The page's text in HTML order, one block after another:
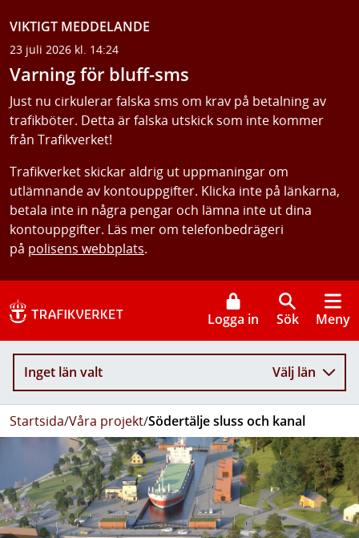
VIKTIGT MEDDELANDE
23 juli 2026 kl. 14:24
Varning för bluff-sms
Just nu cirkulerar falska sms om krav på betalning av
trafikböter. Detta är falska utskick som inte kommer
från Trafikverket!
Trafikverket skickar aldrig ut uppmaningar om
utlämnande av kontouppgifter. Klicka inte på länkarna,
betala inte in några pengar och lämna inte ut dina
kontouppgifter. Läs mer om telefonbedrägeri
på polisens webbplats.
Logga in Sök Meny
Inget län valt Välj län
Startsida/Våra projekt/Södertälje sluss och kanal